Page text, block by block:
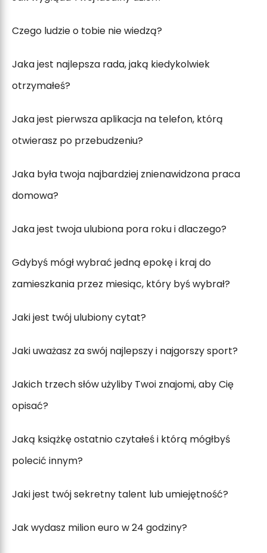
Czego ludzie o tobie nie wiedzą?
Jaka jest najlepsza rada, jaką kiedykolwiek
otrzymałeś?
Jaka jest pierwsza aplikacja na telefon, którą
otwierasz po przebudzeniu?
Jaka była twoja najbardziej znienawidzona praca
domowa?
Jaka jest twoja ulubiona pora roku i dlaczego?
Gdybyś mógł wybrać jedną epokę i kraj do
zamieszkania przez miesiąc, który byś wybrał?
Jaki jest twój ulubiony cytat?
Jaki uważasz za swój najlepszy i najgorszy sport?
Jakich trzech słów użyliby Twoi znajomi, aby Cię
opisać?
Jaką książkę ostatnio czytałeś i którą mógłbyś
polecić innym?
Jaki jest twój sekretny talent lub umiejętność?
Jak wydasz milion euro w 24 godziny?